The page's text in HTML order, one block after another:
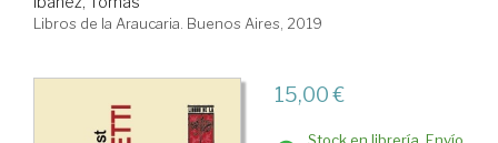
Libros de la Araucaria. Buenos Aires, 2019
15,00 €